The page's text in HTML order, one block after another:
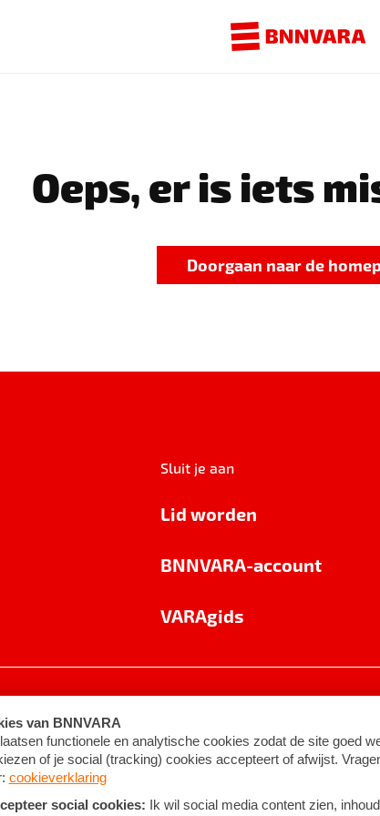
Oeps, er is iets
Doorgaan naar de
Sluit je aan
Lid worden
BNNVARA-account
VARAgids
Algemene voorwaarden ©2026BNNVARA